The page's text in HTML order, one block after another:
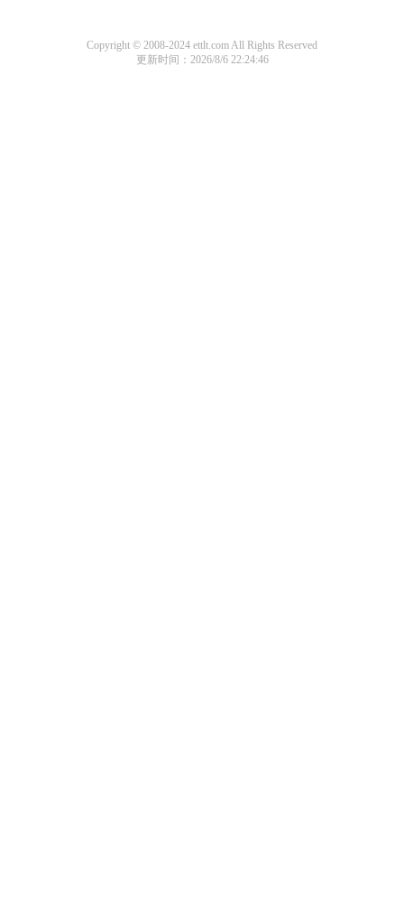
Copyright © 2008-2024 ettlt.com All Rights Reserved
更新时间：2026/8/6 22:24:46